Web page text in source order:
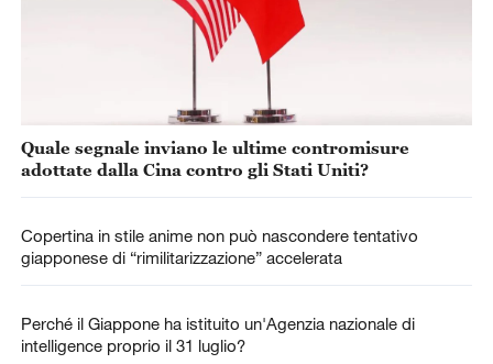
Quale segnale inviano le ultime contromisure
adottate dalla Cina contro gli Stati Uniti?
Copertina in stile anime non può nascondere tentativo
giapponese di “rimilitarizzazione” accelerata
Perché il Giappone ha istituito un'Agenzia nazionale di
intelligence proprio il 31 luglio?